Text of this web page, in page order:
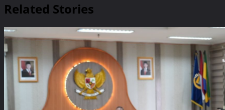
Related Stories